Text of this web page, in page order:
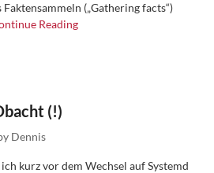
Faktensammeln („Gathering facts“)
Reading
(!)
Dennis
kurz vor dem Wechsel auf Systemd